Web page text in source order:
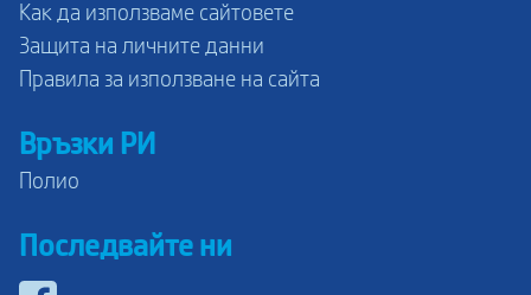
Как да използваме сайтовете
Защита на личните данни
Правила за използване на сайта
Връзки РИ
Полио
Последвайте ни